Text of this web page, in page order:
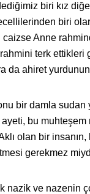
biri kız
biri
caizse Anne
terk ettikleri
da ahiret
bir damla sudan
ayeti, bu
olan bir
gerekmez
nazik ve nazenin